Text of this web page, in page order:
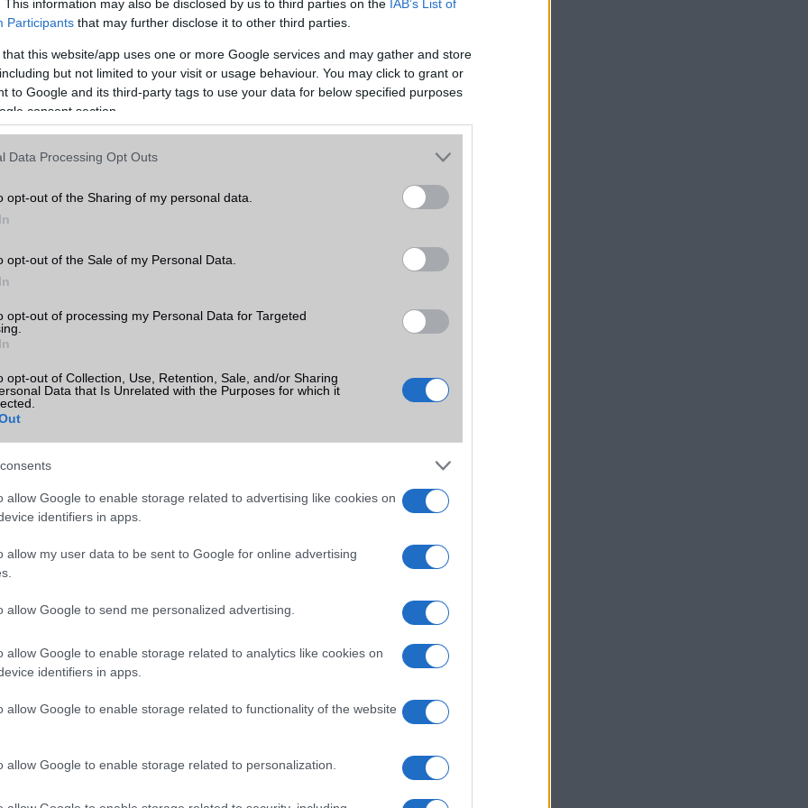
This information may also be disclosed by us to third parties on the IAB’s List of
Participants that may further disclose it to other third parties.
that this website/app uses one or more Google services and may gather and store
but not limited to your visit or usage behaviour. You may click to grant or
to Google and its third-party tags to use your data for below specified purposes
consent section.
Data Processing Opt Outs
opt-out of the Sharing of my personal data.
opt-out of the Sale of my Personal Data.
opt-out of processing my Personal Data for Targeted
opt-out of Collection, Use, Retention, Sale, and/or Sharing
Data that Is Unrelated with the Purposes for which it
allow Google to enable storage related to advertising like cookies on
identifiers in apps.
allow my user data to be sent to Google for online advertising
allow Google to send me personalized advertising.
allow Google to enable storage related to analytics like cookies on
identifiers in apps.
allow Google to enable storage related to functionality of the website
allow Google to enable storage related to personalization.
EMS /E-mail eMail
MMS Nincs
Infraport Van
Bluetooth
B/T extra
Wi-Fi Direct
Wi-Fi HotSpot Nincs
NFC Nincs
AKKUMULÁTOR
Típus Li-Ion
Cserélhetőség
Gyorstöltés
Flash/Ujjlenyomat olvasó Nincs